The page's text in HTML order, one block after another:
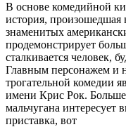
В основе комедийной
история, произошедшая
знаменитых
продемонстрирует
сталкивается человек,
Главным персонажем и
трогательной комедии
имени Крис Рок. Больше
мальчугана интересует
приставка, вот